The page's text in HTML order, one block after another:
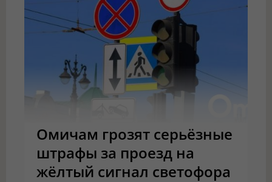
Омичам грозят серьёзные
штрафы за проезд на
жёлтый сигнал светофора